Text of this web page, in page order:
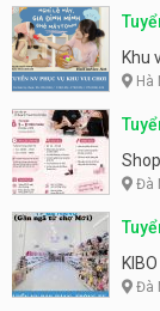
Khu
Hà
Đà
Đà